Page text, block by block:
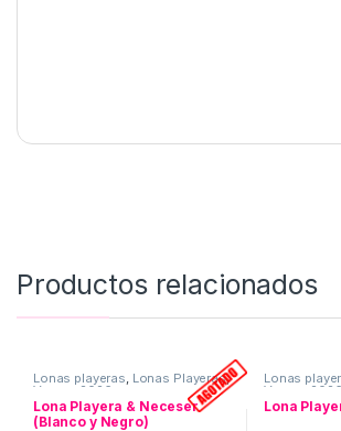
Productos relacionados
Lonas playeras, Lonas Playeras,
Verano 2026
Lona Playera & Neceser
(Blanco y Negro)
Lonas
Verano 2026
Lona